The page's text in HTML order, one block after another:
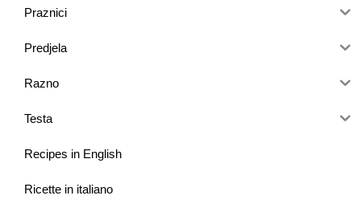
Praznici
Predjela
Razno
Testa
Recipes in English
Ricette in italiano